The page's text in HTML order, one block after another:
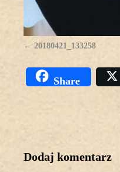
20180421_133258
Share
Dodaj komentarz